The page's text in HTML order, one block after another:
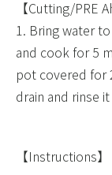
【Cutting/PRE
1. Bring water
and cook for 5
pot covered for
drain and rinse
【Instructions】